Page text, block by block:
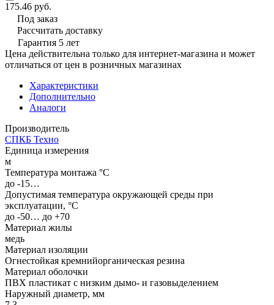
175.46 руб.
Под заказ
Рассчитать доставку
Гарантия 5 лет
Цена действительна только для интернет-магазина и может
отличаться от цен в розничных магазинах
Характеристики
Дополнительно
Аналоги
Производитель
СПКБ Техно
Единица измерения
м
Температура монтажа °C
до -15…
Допустимая температура окружающей среды при
эксплуатации, °C
до -50… до +70
Материал жилы
медь
Материал изоляции
Огнестойкая кремнийорганическая резина
Материал оболочки
ПВХ пластикат с низким дымо- и газовыделением
Наружный диаметр, мм